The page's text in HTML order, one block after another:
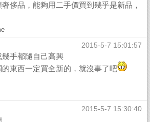
侈品，能夠用二手價買到幾乎是新品，
2015-5-7 15:01:57
幾手都隨自己高興
東西一定買全新的，就沒事了吧
2015-5-7 15:30:40